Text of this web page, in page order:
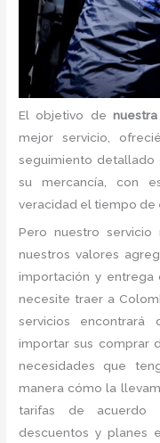
El objetivo de
mejor servicio,
seguimiento detallado
su mercancía, con
veracidad el tiempo de
Pero nuestro
nuestros valores
importación y
necesite traer a
servicios
importar sus comprar
necesidades que
manera cómo la
tarifas de acuerdo
descuentos y planes